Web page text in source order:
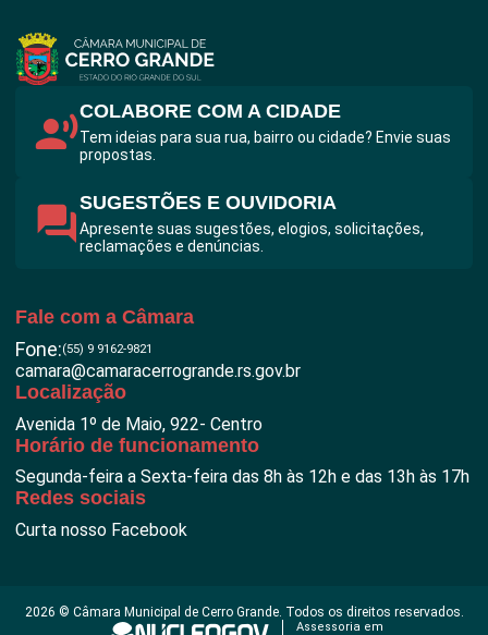
COLABORE COM A CIDADE
Tem ideias para sua rua, bairro ou cidade? Envie suas
propostas.
SUGESTÕES E OUVIDORIA
Apresente suas sugestões, elogios, solicitações,
reclamações e denúncias.
Fale com a Câmara
Fone:(55) 9 9162-9821
camara@camaracerrogrande.rs.gov.br
Localização
Avenida 1º de Maio, 922- Centro
Horário de funcionamento
Segunda-feira a Sexta-feira das 8h às 12h e das 13h às 17h
Redes sociais
Curta nosso Facebook
f
a
2026 © Câmara Municipal de Cerro Grande. Todos os direitos reservados.
Assessoria em